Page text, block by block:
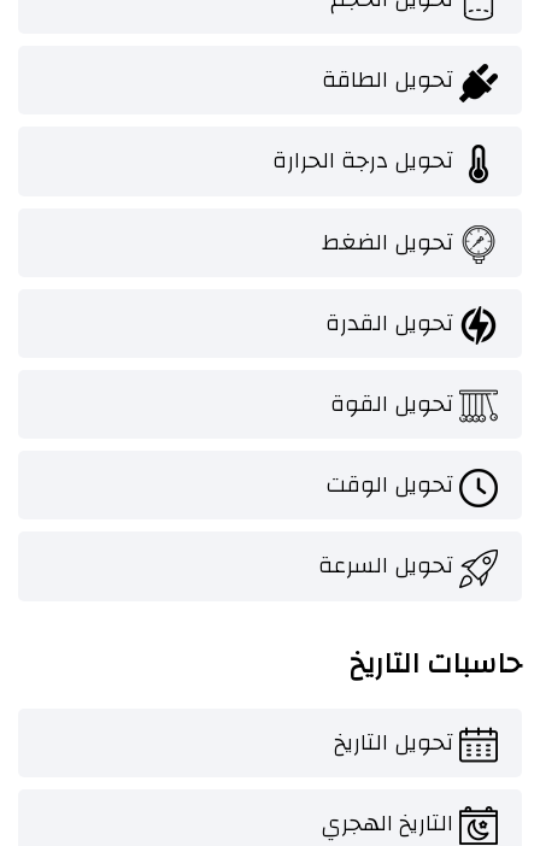
تحويل الطاقة
تحويل درجة الحرارة
تحويل الضغط
تحويل القدرة
تحويل القوة
تحويل الوقت
تحويل السرعة
حاسبات التاريخ
تحويل التاريخ
التاريخ الهجري